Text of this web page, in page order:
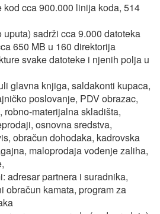
kod cca 900.000 linija koda, 514
sadrži cca 9.000 datoteka
650 MB u 160 direktorija
svake datoteke i njenih polja u
glavna knjiga, saldakonti kupaca,
poslovanje, PDV obrazac,
robno-materijalna skladišta,
osnovna sredstva,
obračun dohodaka, kadrovska
maloprodaja vođenje zaliha,
adresar partnera i suradnika,
obračun kamata, program za